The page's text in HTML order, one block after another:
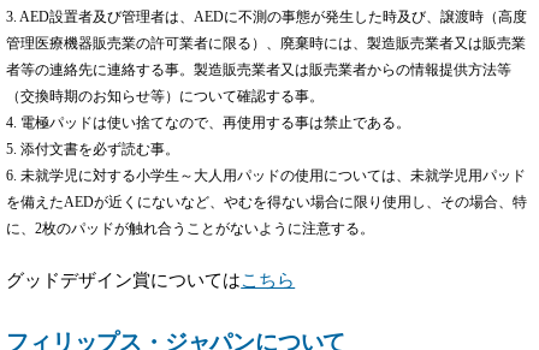
3. AED設置者及び管理者は、AEDに不測の事態が発生した時及び、譲渡時（高度
管理医療機器販売業の許可業者に限る）、廃棄時には、製造販売業者又は販売業
者等の連絡先に連絡する事。製造販売業者又は販売業者からの情報提供方法等
（交換時期のお知らせ等）について確認する事。
4. 電極パッドは使い捨てなので、再使用する事は禁止である。
5. 添付文書を必ず読む事。
6. 未就学児に対する小学生～大人用パッドの使用については、未就学児用パッド
を備えたAEDが近くにないなど、やむを得ない場合に限り使用し、その場合、特
に、2枚のパッドが触れ合うことがないように注意する。
グッドデザイン賞についてはこちら
フィリップス・ジャパンについて